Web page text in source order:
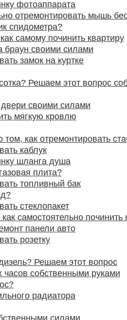
фотоаппарата
отремонтировать мышь
спидометра?
самому починить квартиру
браун своими силами
замок на куртке
Решаем этот вопрос
своими силами
мягкую кровлю
том, как отремонтировать
каблук
шланга душа
плита?
топливный бак
стеклопакет
самостоятельно починить
панели авто
розетку
Решаем этот вопрос
часов собственными руками
радиатора
силами